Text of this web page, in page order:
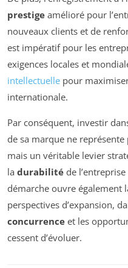
prestige amélioré pour
nouveaux clients et de
est impératif pour les
exigences locales et
intellectuelle pour
internationale.
Par conséquent, investir
de sa marque ne
mais un véritable levier
la durabilité de
démarche ouvre également
perspectives d’expansion,
concurrence et les
cessent d’évoluer.